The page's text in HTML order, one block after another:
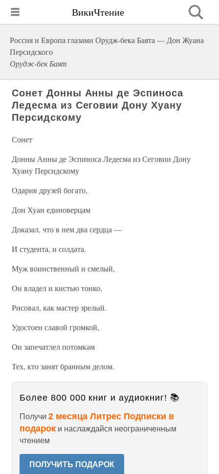
ВикиЧтение
Россия и Европа глазами Орудж-бека Баята — Дон Жуана
Персидского
Орудж-бек Баят
Сонет Донны Анны де Эспиноса
Ледесма из Сеговии Дону Хуану
Персидскому
Сонет
Донны Анны де Эспиноса Ледесма из Сеговии Дону
Хуану Персидскому
Одарив друзей богато,
Дон Хуан единоверцам
Доказал, что в нем два сердца —
И студента, и солдата.
Муж воинственный и смелый,
Он владел и кистью тонко,
Рисовал, как мастер зрелый.
Удостоен славой громкой,
Он запечатлел потомкам
Тех, кто занят бранным делом.
Более 800 000 книг и аудиокниг! 📚
Получи 2 месяца Литрес Подписки в
подарок и наслаждайся неограниченным
чтением
ПОЛУЧИТЬ ПОДАРОК